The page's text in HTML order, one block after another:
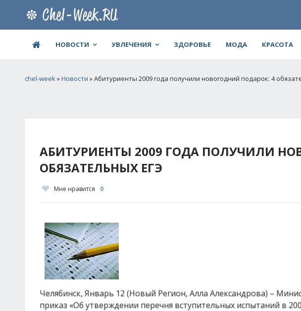
НОВОСТИ УВЛЕЧЕНИЯ ЗДОРОВЬЕ МОДА КРАСОТА
chel-week»Новости » Абитуриенты 2009 года получили новогодний подарок: 4
АБИТУРИЕНТЫ 2009 ГОДА ПОЛУЧИЛИ
ОБЯЗАТЕЛЬНЫХ ЕГЭ
Мне нравится 0
Челябинск, Январь 12 (Новый Регион, Алла Александрова) –
приказ «Об утверждении перечня вступительных испытаний в